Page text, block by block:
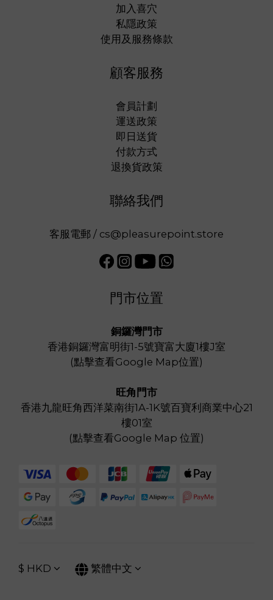
加入喜穴
私隱政策
使用及服務條款
顧客服務
會員計劃
運送政策
即日送貨
付款方式
退換貨政策
聯絡我們
客服電郵 / cs@pleasurepoint.store
門市位置
銅鑼灣門市
香港銅鑼灣富明街1-5號寶富大廈1樓J室
(點擊查看Google Map位置)
旺角門市
香港九龍旺角西洋菜南街1A-1K號百寶利商業中心21
樓01室
(點擊查看Google Map 位置)
$ HKD 繁體中文